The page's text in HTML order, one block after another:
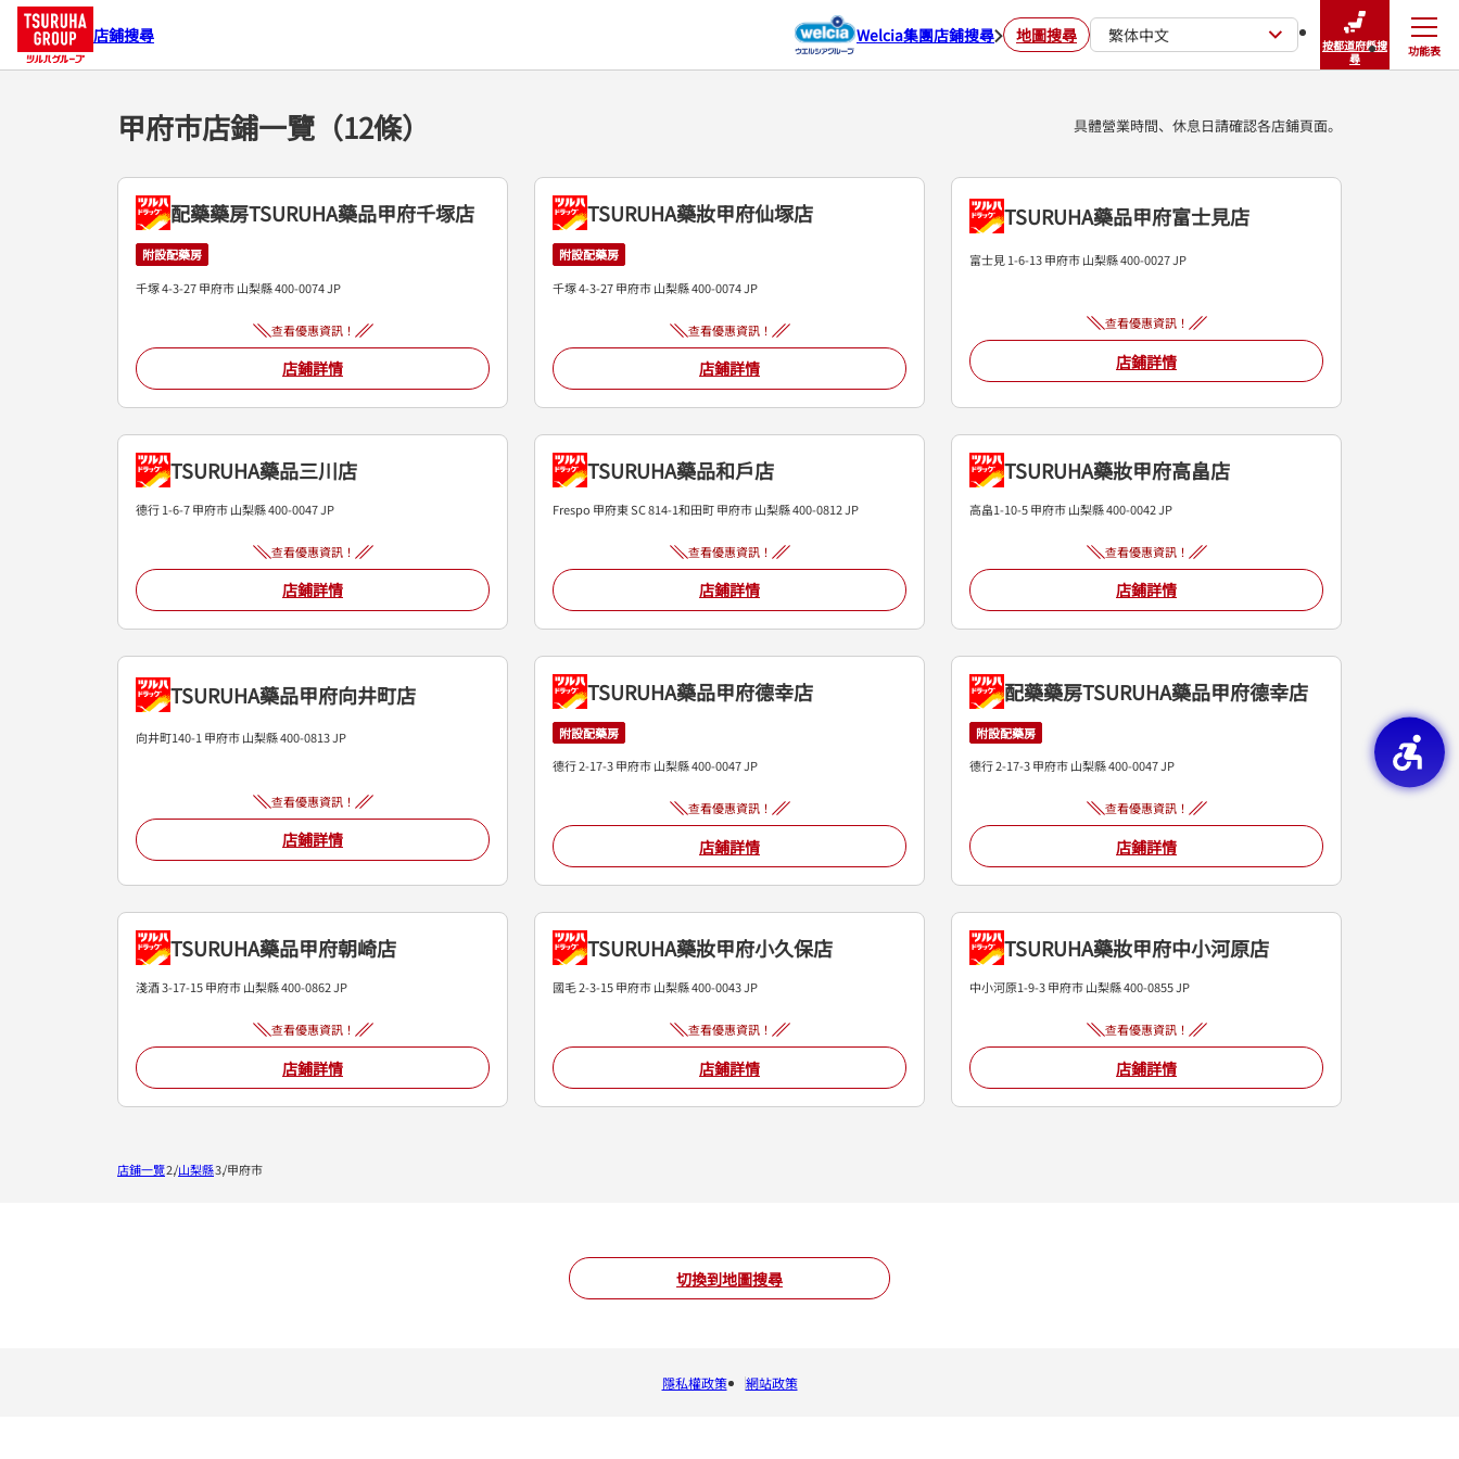
店鋪搜尋 Welcia集團店鋪搜尋 地圖搜尋 繁体中文
按都道府縣搜
尋
功能表
關閉
甲府市店鋪一覽（12條） 具體營業時間、休息日請確認各店鋪頁面。
配藥藥房TSURUHA藥品甲府千塚店
附設配藥房
千塚 4-3-27甲府市山梨縣400-0074JP
查看優惠資訊！
店鋪詳情
TSURUHA藥妝甲府仙塚店
附設配藥房
千塚 4-3-27甲府市山梨縣400-0074JP
查看優惠資訊！
店鋪詳情
TSURUHA藥品甲府富士見店
富士見 1-6-13甲府市山梨縣400-0027JP
查看優惠資訊！
店鋪詳情
TSURUHA藥品三川店
德行 1-6-7甲府市山梨縣400-0047JP
查看優惠資訊！
店鋪詳情
TSURUHA藥品和戶店
Frespo 甲府東 SC814-1和田町甲府市山梨縣400-0812JP
查看優惠資訊！
店鋪詳情
TSURUHA藥妝甲府高畠店
高畠1-10-5甲府市山梨縣400-0042JP
查看優惠資訊！
店鋪詳情
TSURUHA藥品甲府向井町店
向井町140-1 甲府市山梨縣400-0813JP
查看優惠資訊！
店鋪詳情
TSURUHA藥品甲府德幸店
附設配藥房
德行 2-17-3甲府市山梨縣400-0047JP
查看優惠資訊！
店鋪詳情
配藥藥房TSURUHA藥品甲府德幸店
附設配藥房
德行 2-17-3甲府市山梨縣400-0047JP
查看優惠資訊！
店鋪詳情
TSURUHA藥品甲府朝崎店
淺酒 3-17-15甲府市山梨縣400-0862JP
查看優惠資訊！
店鋪詳情
TSURUHA藥妝甲府小久保店
國毛 2-3-15甲府市山梨縣400-0043JP
查看優惠資訊！
店鋪詳情
TSURUHA藥妝甲府中小河原店
中小河原1-9-3甲府市山梨縣400-0855JP
查看優惠資訊！
店鋪詳情
切換到地圖搜尋
店鋪一覽 山梨縣 甲府市
隱私權政策 網站政策